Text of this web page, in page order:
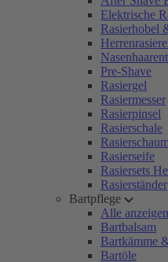
Elektrische
Rasierhobel
Pre-Shave
Rasiergel
Rasiermesser
Rasierpinsel
Rasierschale
Rasierschaum
Rasierseife
Rasiersets
Rasierständer
Bartpflege
Alle anzeigen
Bartbalsam
Bartkämme
Bartöle